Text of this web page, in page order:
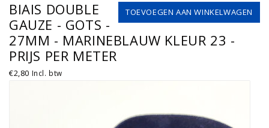
TOEVOEGEN AAN WINKELWAGEN
BIAIS DOUBLE
GAUZE - GOTS -
27MM - MARINEBLAUW KLEUR 23 -
PRIJS PER METER
€2,80 Incl. btw